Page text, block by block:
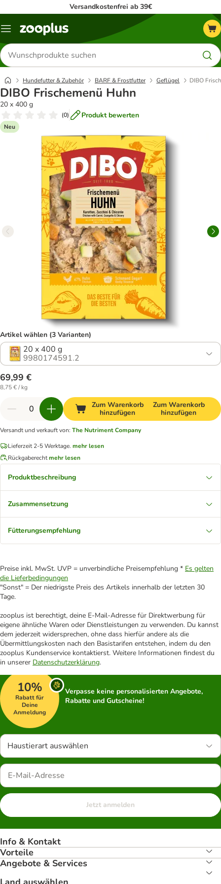
Versandkostenfrei ab 39€
Menü
Produkte
suchen
Hundefutter & Zubehör BARF & Frostfutter Geflügel DIBO
DIBO Frischemenü Huhn
20 x 400 g
(0) Produkt bewerten
Neu
Artikel wählen (3 Varianten)
20 x 400 g
9980174591.2
69,99 €
8,75 € / kg
Zum Warenkorb
hinzufügen
Zum Warenkorb
hinzufügen
Versandt und verkauft von: The Nutriment Company
Lieferzeit 2-5 Werktage. mehr lesen
Rückgaberechtmehr lesen
Produktbeschreibung
Zusammensetzung
Fütterungsempfehlung
Preise inkl. MwSt. UVP = unverbindliche Preisempfehlung * Es gelten
die Lieferbedingungen
"Sonst" = Der niedrigste Preis des Artikels innerhalb der letzten 30
Tage.
zooplus ist berechtigt, deine E-Mail-Adresse für Direktwerbung für
eigene ähnliche Waren oder Dienstleistungen zu verwenden. Du kannst
dem jederzeit widersprechen, ohne dass hierfür andere als die
Übermittlungskosten nach den Basistarifen entstehen, indem du den
zooplus Kundenservice kontaktierst. Weitere Informationen findest du
in unserer Datenschutzerklärung.
10%
Rabatt für
Deine
Anmeldung
Verpasse keine personalisierten Angebote,
Rabatte und Gutscheine!
Haustierart auswählen
Jetzt anmelden
Info & Kontakt
Vorteile
Angebote & Services